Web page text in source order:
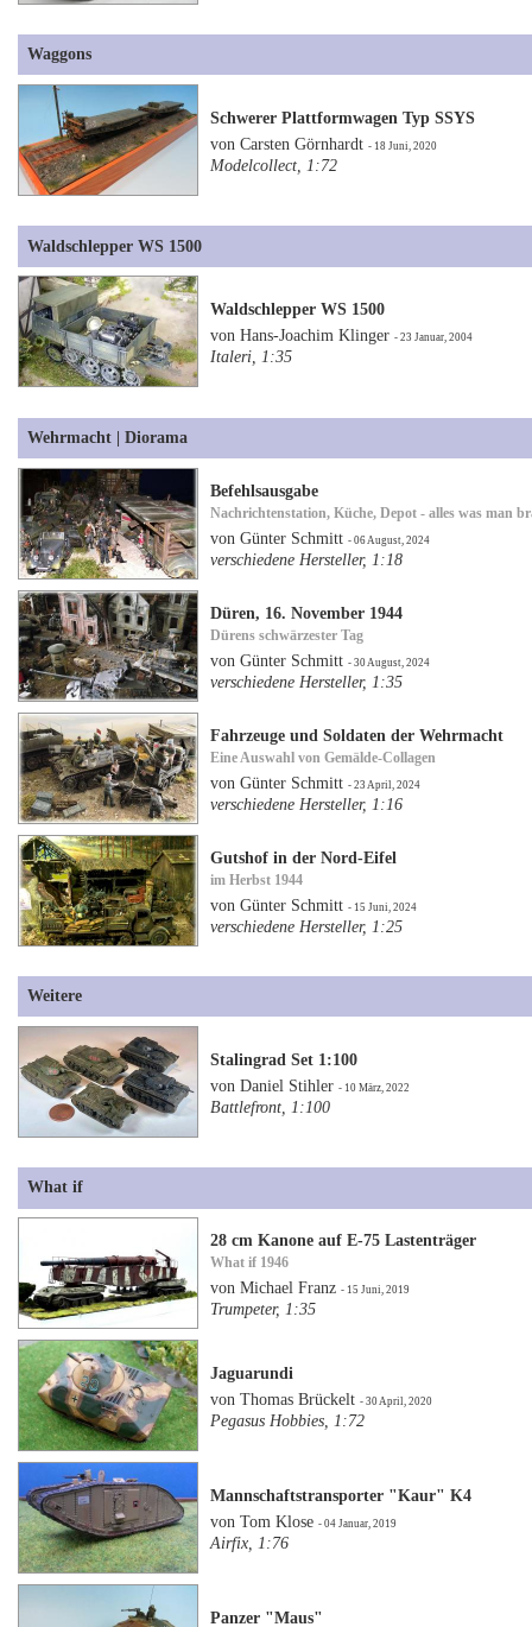
Waggons
Schwerer Plattformwagen Typ SSYS
von Carsten Görnhardt- 18 Juni, 2020
Modelcollect, 1:72
Waldschlepper WS 1500
Waldschlepper WS 1500
von Hans-Joachim Klinger- 23 Januar, 2004
Italeri, 1:35
Wehrmacht | Diorama
Befehlsausgabe
Nachrichtenstation, Küche, Depot - alles was man
von Günter Schmitt- 06 August, 2024
verschiedene Hersteller, 1:18
Düren, 16. November 1944
Dürens schwärzester Tag
von Günter Schmitt- 30 August, 2024
verschiedene Hersteller, 1:35
Fahrzeuge und Soldaten der Wehrmacht
Eine Auswahl von Gemälde-Collagen
von Günter Schmitt- 23 April, 2024
verschiedene Hersteller, 1:16
Gutshof in der Nord-Eifel
im Herbst 1944
von Günter Schmitt- 15 Juni, 2024
verschiedene Hersteller, 1:25
Weitere
Stalingrad Set 1:100
von Daniel Stihler- 10 März, 2022
Battlefront, 1:100
What if
28 cm Kanone auf E-75 Lastenträger
What if 1946
von Michael Franz- 15 Juni, 2019
Trumpeter, 1:35
Jaguarundi
von Thomas Brückelt- 30 April, 2020
Pegasus Hobbies, 1:72
Mannschaftstransporter "Kaur" K4
von Tom Klose- 04 Januar, 2019
Airfix, 1:76
Panzer "Maus"